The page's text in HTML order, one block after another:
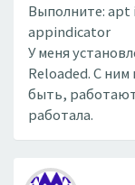
Выполните:
appindicator
У меня
Reloaded. С
быть,
работала.